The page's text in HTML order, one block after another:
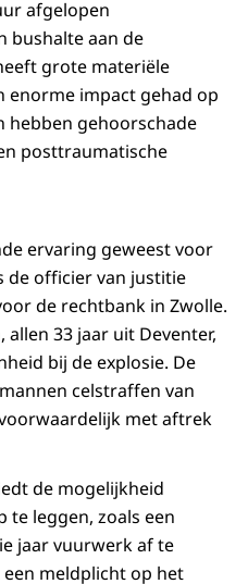
afgelopen
bushalte aan de
grote materiële
enorme impact gehad op
hebben gehoorschade
posttraumatische
ervaring geweest voor
de officier van justitie
de rechtbank in Zwolle.
33 jaar uit Deventer,
bij de explosie. De
celstraffen van
met aftrek
de mogelijkheid
te leggen, zoals een
jaar vuurwerk af te
meldplicht op het